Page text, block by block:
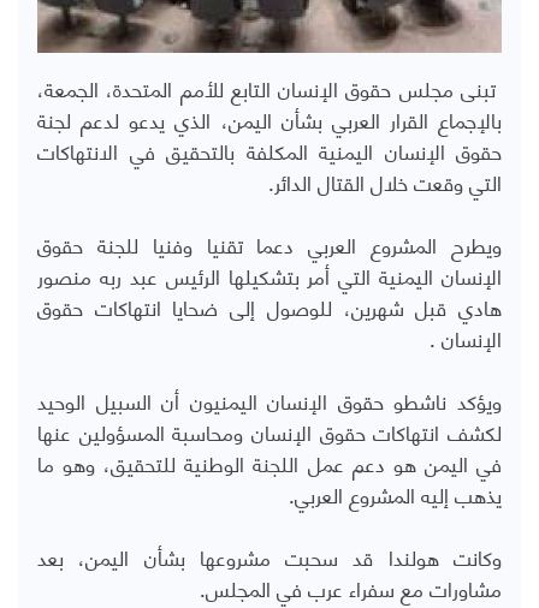
تبنى مجلس حقوق الإنسان التابع للأمم المتحدة، الجمعة،
بالإجماع القرار العربي بشأن اليمن، الذي يدعو لدعم لجنة
حقوق الإنسان اليمنية المكلفة بالتحقيق في الانتهاكات
التي وقعت خلال القتال الدائر.
ويطرح المشروع العربي دعما تقنيا وفنيا للجنة حقوق
الإنسان اليمنية التي أمر بتشكيلها الرئيس عبد ربه منصور
هادي قبل شهرين، للوصول إلى ضحايا انتهاكات حقوق
الإنسان .
ويؤكد ناشطو حقوق الإنسان اليمنيون أن السبيل الوحيد
لكشف انتهاكات حقوق الإنسان ومحاسبة المسؤولين عنها
في اليمن هو دعم عمل اللجنة الوطنية للتحقيق، وهو ما
يذهب إليه المشروع العربي.
وكانت هولندا قد سحبت مشروعها بشأن اليمن، بعد
مشاورات مع سفراء عرب في المجلس.